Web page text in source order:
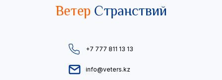
Ветер Странствий
+7 777 811 13 13
info@veters.kz